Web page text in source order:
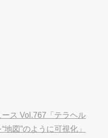
ス Vol.767「テラヘル
図”のように可視化」